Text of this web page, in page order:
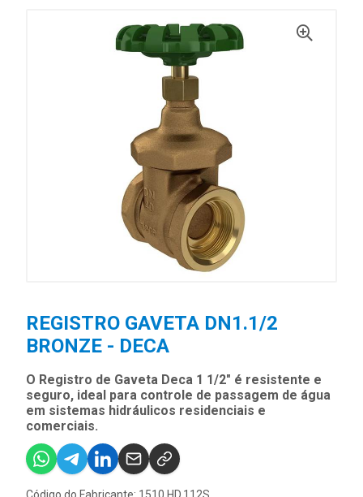
REGISTRO GAVETA DN1.1/2
BRONZE - DECA
O Registro de Gaveta Deca 1 1/2" é resistente e
seguro, ideal para controle de passagem de água
em sistemas hidráulicos residenciais e
comerciais.